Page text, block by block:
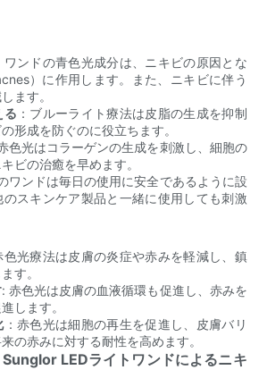
ワンドの青色光成分は、ニキビの原因とな
）に作用します。また、ニキビに伴う
ます。
る ：ブルーライト療法は皮脂の生成を抑制
形成を防ぐのに役立ちます。
色光はコラーゲンの生成を刺激し、細胞の
ビの治癒を早めます。
ワンドは毎日の使用に安全であるように設
スキンケア製品と一緒に使用しても刺激
色光療法は皮膚の炎症や赤みを軽減し、鎮
す。
: 赤色光は皮膚の血液循環も促進し、赤みを
します。
：赤色光は細胞の再生を促進し、皮膚バリ
の赤みに対する耐性を高めます。
LEDライトワンドによるニキ